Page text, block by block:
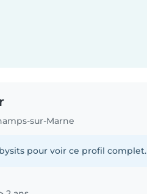
sur-Marne
pour voir ce profil complet.